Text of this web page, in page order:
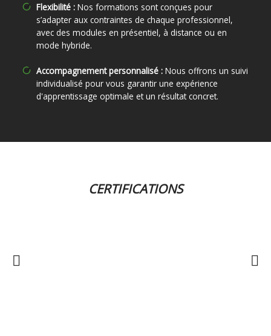
Flexibilité :Nos formations sont conçues pour
s’adapter aux contraintes de chaque professionnel,
avec des modules en présentiel, à distance ou en
mode hybride.
Accompagnement personnalisé : Nous offrons un suivi
individualisé pour vous garantir une expérience
d'apprentissage optimale et un résultat concret.
CERTIFICATIONS